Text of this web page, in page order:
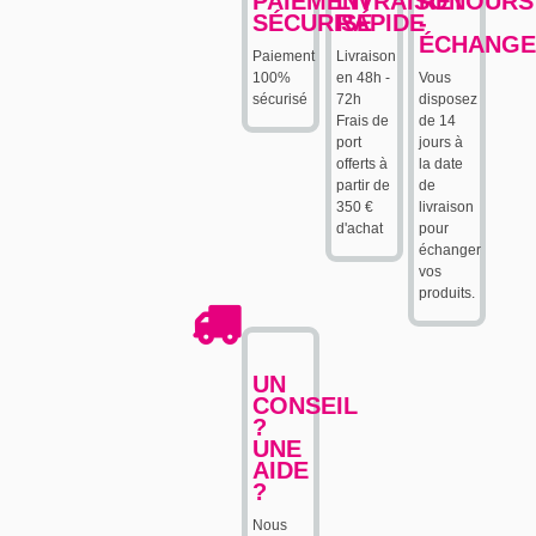
SÉCURISÉ
Paiement
100%
sécurisé
RAPIDE
Livraison
en 48h -
72h
Frais de
port
offerts à
partir de
350 €
d'achat
-
Vous
disposez
de 14
jours à
la date
de
livraison
pour
échanger
vos
produits.
UN
CONSEIL
?
UNE
AIDE
?
Nous